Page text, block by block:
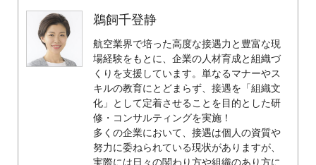
鵜飼千登静
航空業界で培った高度な接遇力と豊富な現
場経験をもとに、企業の人材育成と組織づ
くりを支援しています。単なるマナーやス
キルの教育にとどまらず、接遇を「組織文
化」として定着させることを目的とした研
修・コンサルティングを実施！
多くの企業において、接遇は個人の資質や
努力に委ねられている現状がありますが、
実際には日々の関わり方や組織のあり方に